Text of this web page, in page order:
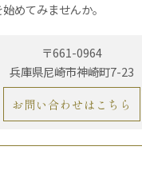
めてみませんか。
〒661-0964
兵庫県尼崎市神崎町7-23
お問い合わせはこちら